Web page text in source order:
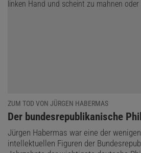
ZUM TOD VON JÜRGEN HABERMAS
:
Der bundesrepublikanische
Jürgen Habermas war eine der
intellektuellen Figuren der